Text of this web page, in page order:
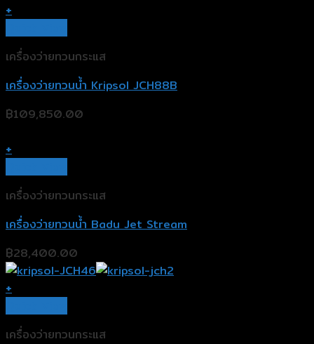
+
เครื่องว่ายทวนกระแส
เครื่องว่ายทวนน้ำ Kripsol JCH88B
฿109,850.00
+
เครื่องว่ายทวนกระแส
เครื่องว่ายทวนน้ำ Badu Jet Stream
฿28,400.00
+
เครื่องว่ายทวนกระแส